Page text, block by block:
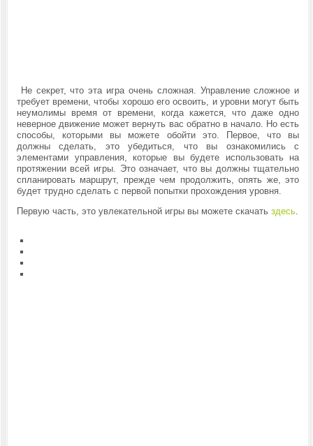
Не секрет, что эта игра очень сложная. Управление сложное и
требует времени, чтобы хорошо его освоить, и уровни могут быть
неумолимы время от времени, когда кажется, что даже одно
неверное движение может вернуть вас обратно в начало. Но есть
способы, которыми вы можете обойти это. Первое, что вы
должны сделать, это убедиться, что вы ознакомились с
элементами управления, которые вы будете использовать на
протяжении всей игры. Это означает, что вы должны тщательно
спланировать маршрут, прежде чем продолжить, опять же, это
будет трудно сделать с первой попытки прохождения уровня.
Первую часть, это увлекательной игры вы можете скачать здесь.